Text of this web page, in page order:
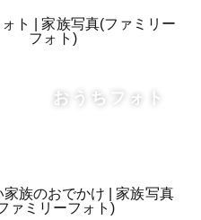
を届けた
おうちフォト